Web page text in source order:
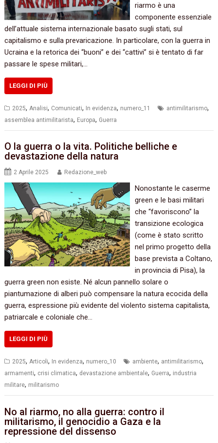
riarmo è una
componente essenziale
dell’attuale sistema internazionale basato sugli stati, sul
capitalismo e sulla prevaricazione. In particolare, con la guerra in
Ucraina e la retorica dei “buoni” e dei “cattivi” si è tentato di far
passare le spese militari,…
LEGGI DI PIÙ
2025, Analisi, Comunicati, In evidenza, numero_11 antimilitarismo,
assemblea antimilitarista, Europa, Guerra
O la guerra o la vita. Politiche belliche e
devastazione della natura
2 Aprile 2025 Redazione_web
Nonostante le caserme
green e le basi militari
che “favoriscono” la
transizione ecologica
(come è stato scritto
nel primo progetto della
base prevista a Coltano,
in provincia di Pisa), la
guerra green non esiste. Né alcun pannello solare o
piantumazione di alberi può compensare la natura ecocida della
guerra, espressione più evidente del violento sistema capitalista,
patriarcale e coloniale che…
LEGGI DI PIÙ
2025,Articoli, In evidenza, numero_10 ambiente, antimilitarismo,
armamenti, crisi climatica, devastazione ambientale, Guerra, industria
militare, militarismo
No al riarmo, no alla guerra: contro il
militarismo, il genocidio a Gaza e la
repressione del dissenso